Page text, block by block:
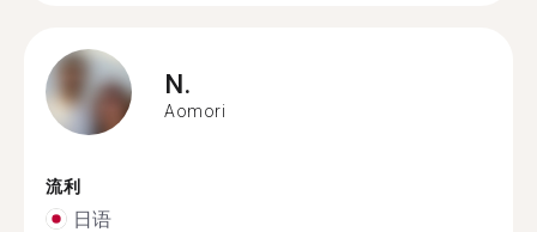
N.
Aomori
流利
日语